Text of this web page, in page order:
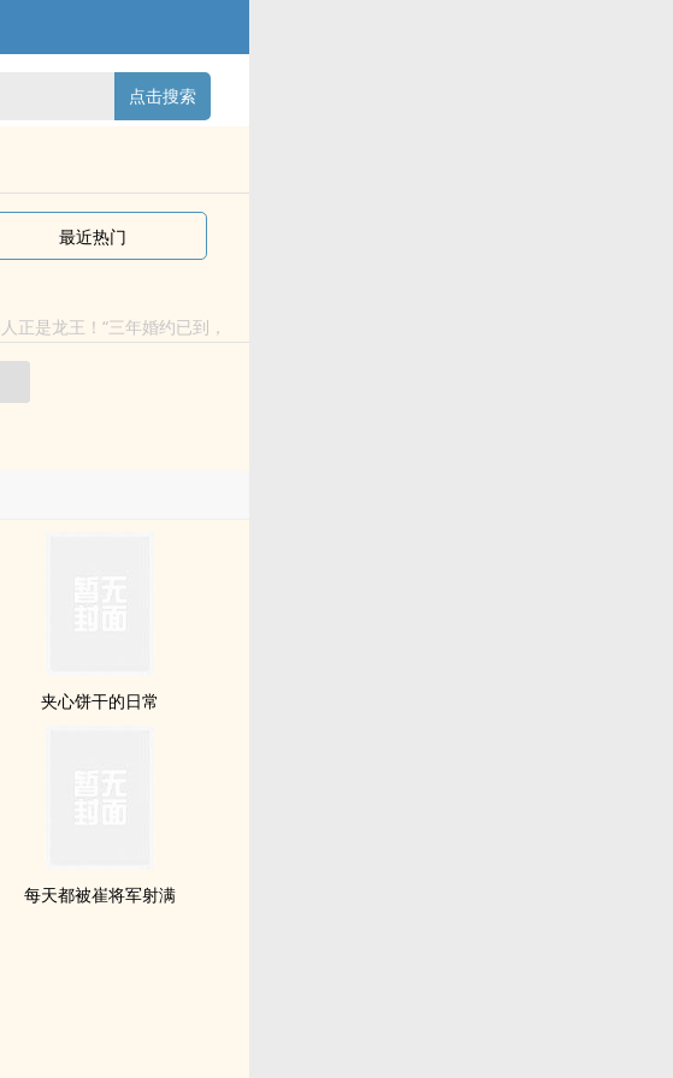
点击搜索
最近热门
正是龙王！“三年婚约已到，
出了一挺狙击枪？“咳，我的
夹心饼干的日常
每天都被崔将军射满